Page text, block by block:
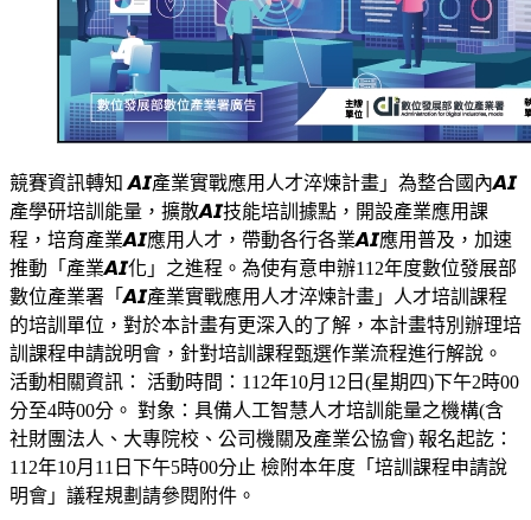
競賽資訊轉知 𝘼𝙄產業實戰應用人才淬煉計畫」為整合國內𝘼𝙄
產學研培訓能量，擴散𝘼𝙄技能培訓據點，開設產業應用課
程，培育產業𝘼𝙄應用人才，帶動各行各業𝘼𝙄應用普及，加速
推動「產業𝘼𝙄化」之進程。為使有意申辦112年度數位發展部
數位產業署「𝘼𝙄產業實戰應用人才淬煉計畫」人才培訓課程
的培訓單位，對於本計畫有更深入的了解，本計畫特別辦理培
訓課程申請說明會，針對培訓課程甄選作業流程進行解說。
活動相關資訊： 活動時間：112年10月12日(星期四)下午2時00
分至4時00分。 對象：具備人工智慧人才培訓能量之機構(含
社財團法人、大專院校、公司機關及產業公協會) 報名起訖：
112年10月11日下午5時00分止 檢附本年度「培訓課程申請說
明會」議程規劃請參閱附件。